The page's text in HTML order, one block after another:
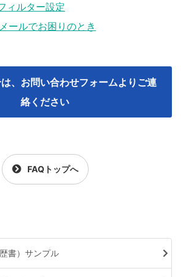
ィルター設定
ールでお困りのとき
、お問い合わせフォームよりご連
絡ください
FAQトップへ
書）サンプル